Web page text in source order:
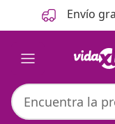
Anterior
Siguiente Envío